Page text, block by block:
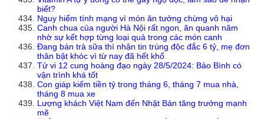
biết?
Nguy hiểm tính mạng vì món ăn tưởng chừng vô hại
Canh chua của người Hà Nội rất ngon, ăn quanh năm
nhờ sự kết hợp từng loại quả trong các món canh
Đang bán trà sữa thì nhận tin trúng độc đắc 6 tỷ, mẹ đơn
thân bật khóc vì từ nay đã hết khổ
Tử vi 12 cung hoàng đạo ngày 28/5/2024: Bảo Bình có
vận trình khá tốt
Con giáp kiếm tiền tỷ trong tháng 6, tháng 7 mua nhà,
tháng 8 mua xe
Lượng khách Việt Nam đến Nhật Bản tăng trưởng mạnh
mẽ